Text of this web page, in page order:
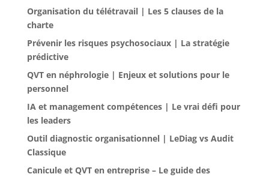
Organisation du télétravail | Les 5 clauses de la
charte
Prévenir les risques psychosociaux | La stratégie
prédictive
QVT en néphrologie | Enjeux et solutions pour le
personnel
IA et management compétences | Le vrai défi pour
les leaders
Outil diagnostic organisationnel | LeDiag vs Audit
Classique
Canicule et QVT en entreprise – Le guide des